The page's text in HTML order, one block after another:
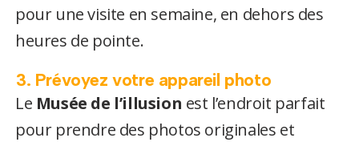
pour une visite en semaine, en dehors des
heures de pointe.
3. Prévoyez votre appareil photo
Le Musée de l’illusion est l’endroit parfait
pour prendre des photos originales et